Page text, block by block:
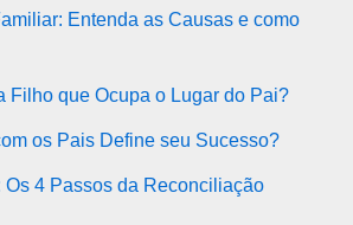
Entenda as Causas e como
Filho que Ocupa o Lugar do Pai?
os Pais Define seu Sucesso?
Os 4 Passos da Reconciliação